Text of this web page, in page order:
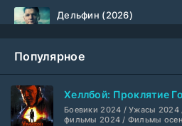
Дельфин (2026)
Шугар (2026)
Популярное
Хеллбой: Проклятие
Боевики 2024 / Ужасы 2024
фильмы 2024 / Фильмы